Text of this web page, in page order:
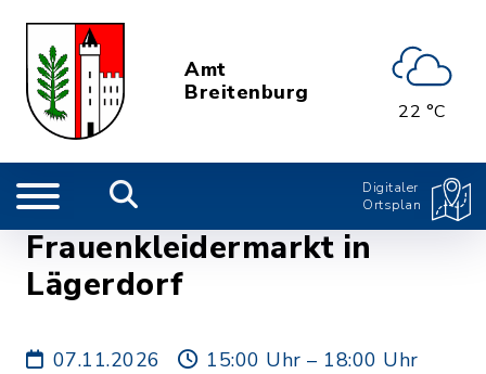
Amt
Breitenburg
22 °C
Digitaler
Ortsplan
Frauenkleidermarkt in
Lägerdorf
07.11.2026
15:00 Uhr – 18:00 Uhr